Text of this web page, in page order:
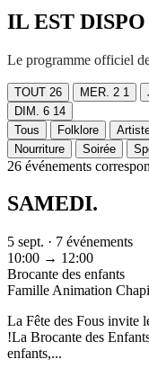
IL EST DISPO
Le programme officiel
TOUT 26 MER. 2 1
DIM. 6 14
Tous
Folklore
Nourriture
Soirée
26 événements
SAMEDI.
5 sept. · 7 événements
10:00 → 12:00
Brocante des enfants
Famille Animation
La Fête des Fous invite
!La Brocante des
enfants,...